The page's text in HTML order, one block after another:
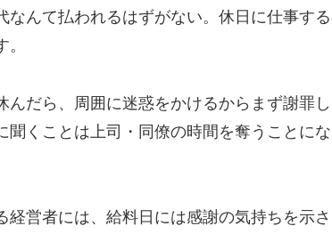
んて払われるはずがない。休日に仕事する
だら、周囲に迷惑をかけるからまず謝罪し
聞くことは上司・同僚の時間を奪うことに
営者には、給料日には感謝の気持ちを示さ